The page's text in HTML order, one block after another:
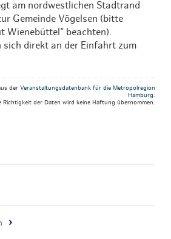
am nordwestlichen Stadtrand
Gemeinde Vögelsen (bitte
Wienebüttel“ beachten).
sich direkt an der Einfahrt zum
der Veranstaltungsdatenbank für die Metropolregion
Hamburg.
Richtigkeit der Daten wird keine Haftung übernommen.